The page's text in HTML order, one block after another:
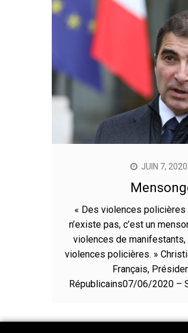
JUIN 7, 2020
« Des violences policières
n’existe pas, c’est un
violences de
violences policières. »
Français,
Républicains07/06/2020 –